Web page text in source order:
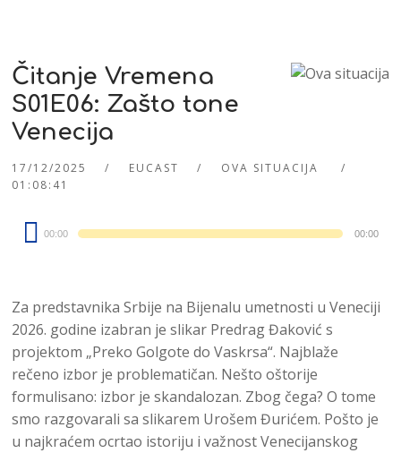
Čitanje Vremena
S01E06: Zašto tone
Venecija
17/12/2025 EUCAST
OVA SITUACIJA
01:08:41
Audio
Player
00:00 00:00
Za predstavnika Srbije na Bijenalu umetnosti u Veneciji
2026. godine izabran je slikar Predrag Đaković s
projektom „Preko Golgote do Vaskrsa“. Najblaže
rečeno izbor je problematičan. Nešto oštorije
formulisano: izbor je skandalozan. Zbog čega? O tome
smo razgovarali sa slikarem Urošem Đurićem. Pošto je
u najkraćem ocrtao istoriju i važnost Venecijanskog